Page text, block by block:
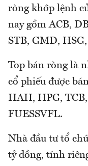
ròng khớp lệnh
nay gồm ACB,
STB, GMD,
Top bán ròng là
cổ phiếu được
HAH, HPG,
FUESSVFL.
Nhà đầu tư tổ
tỷ đồng, tính